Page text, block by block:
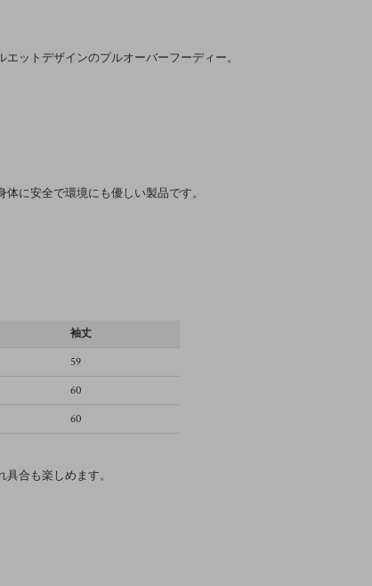
ットデザインのプルオーバーフーディー。
に安全で環境にも優しい製品です。
袖丈
59
60
60
合も楽しめます。